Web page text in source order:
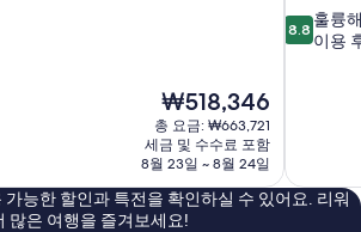
현
재
요
금
₩518,346
₩518,346
총 요금: ₩663,721
세금 및 수수료 포함
8월 23일 ~ 8월 24일
10
점
훌
륭
해
8.8 훌륭
이용
가능한 할인과 특전을 확인하실 수 있어요. 리워
많은 여행을 즐겨보세요!